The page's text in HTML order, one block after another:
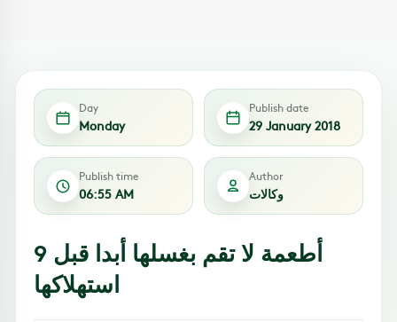
Day
Monday
Publish date
29 January 2018
Publish time
06:55 AM
Author
وكالات
9 أطعمة لا تقم بغسلها أبدا قبل
استهلاكها